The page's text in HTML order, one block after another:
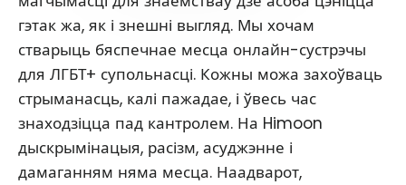
гэтак жа, як і знешні выгляд. Мы хочам
стварыць бяспечнае месца онлайн-сустрэчы
для ЛГБТ+ супольнасці. Кожны можа захоўваць
стрыманасць, калі пажадае, і ўвесь час
знаходзіцца пад кантролем. На Himoon
дыскрымінацыя, расізм, асуджэнне і
дамаганням няма месца. Наадварот,